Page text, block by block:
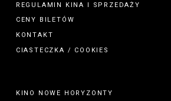
REGULAMIN KINA I
SPRZEDAŻY
CENY BILETÓW
KONTAKT
CIASTECZKA / COOKIES
KINO NOWE HORYZONTY